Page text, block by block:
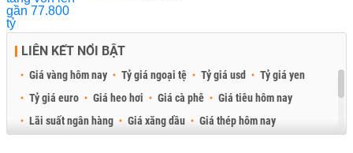
LIÊN KẾT NỔI BẬT
Giá vàng hôm nay Tỷ giá ngoại tệ Tỷ giá usd
Tỷ giá yen
Tỷ giá euro
Giá heo hơi Giá cà phê
Giá tiêu hôm nay
Lãi suất ngân hàng
Giá xăng dầu
Giá thép hôm nay